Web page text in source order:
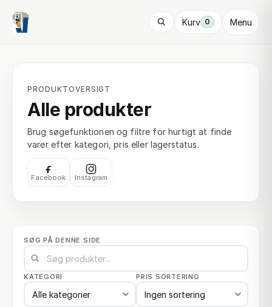
Kurv 0 Menu
PRODUKTOVERSIGT
Alle produkter
Brug søgefunktionen og filtre for hurtigt at finde
varer efter kategori, pris eller lagerstatus.
Facebook Instagram
SØG PÅ DENNE SIDE
KATEGORI PRIS SORTERING